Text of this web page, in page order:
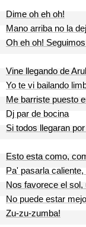
Dime oh eh oh!
Mano arriba no la
Oh eh oh!
Vine llegando de
Yo te vi bailando
Me barriste puesto
Dj par de bocina
Si todos llegaran
Esto esta como,
Pa' pasarla
Nos favorece el
No puede estar
Zu-zu-zumba!